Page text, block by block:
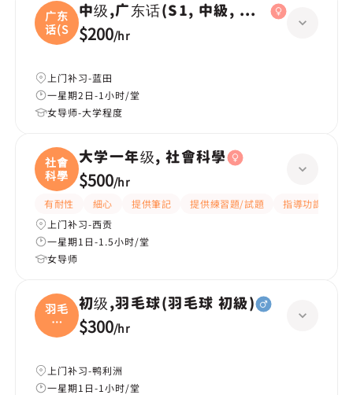
广东
话(S
中级,广东话(S1, 中級, 學校課程)
$200/hr
上门补习-蓝田
一星期2日-1小时/堂
女导师-大学程度
社會
科學
大学一年级, 社會科學
$500/hr
有耐性 細心 提供筆記 提供練習題/試題 指導功課
上门补习-西贡
一星期1日-1.5小时/堂
女导师
羽毛
球
(羽
初级,羽毛球(羽毛球 初級)
$300/hr
上门补习-鸭利洲
一星期1日-1小时/堂